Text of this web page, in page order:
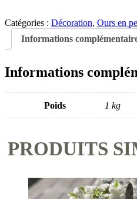
Catégories : Décoration, Ours en
Informations
Informations
Poids 1 kg
PRODUITS